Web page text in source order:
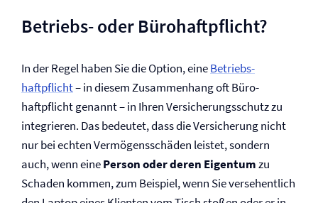
Betriebs- oder Büro­haftpflicht?
In der Regel haben Sie die Option, eineBetriebs­
haftpflicht– in diesem Zusammenhang oft Büro­
haftpflicht genannt – in Ihren Versicherungsschutz zu
integrieren. Das bedeutet, dass die Versicherung nicht
nur bei echten Vermögensschäden leistet, sondern
auch, wenn einePerson oder deren Eigentumzu
Schaden kommen, zum Beispiel, wenn Sie versehentlich